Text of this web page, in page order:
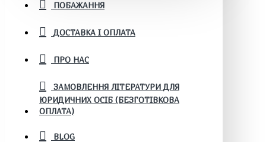
ПОБАЖАННЯ
ДОСТАВКА І ОПЛАТА
ПРО НАС
ЗАМОВЛЕННЯ ЛІТЕРАТУРИ ДЛЯ
ЮРИДИЧНИХ ОСІБ (БЕЗГОТІВКОВА
ОПЛАТА)
BLOG